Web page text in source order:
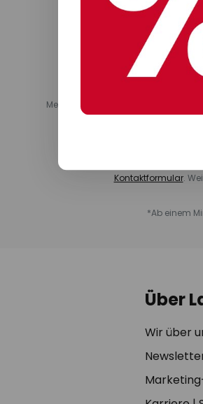
Melden Sie sich für den
und Leuchten, Ventilatoren,
Reduzierungen oder
Kooperationspartnern und
Kontaktformular.
*Ab einem
Über
Wir über